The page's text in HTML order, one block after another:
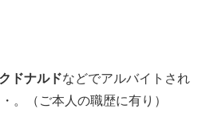
ドナルドなどでアルバイトされ
。（ご本人の職歴に有り）